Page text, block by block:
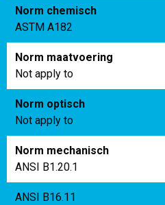
Norm chemisch
ASTM A182
Norm maatvoering
Not apply to
Norm optisch
Not apply to
Norm mechanisch
ANSI B1.20.1
ANSI B16.11